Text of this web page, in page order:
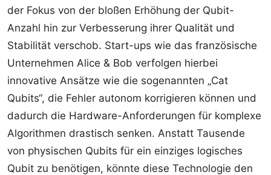
der Fokus von der bloßen Erhöhung der Qubit-
Anzahl hin zur Verbesserung ihrer Qualität und
Stabilität verschob. Start-ups wie das französische
Unternehmen Alice & Bob verfolgen hierbei
innovative Ansätze wie die sogenannten „Cat
Qubits“, die Fehler autonom korrigieren können und
dadurch die Hardware-Anforderungen für komplexe
Algorithmen drastisch senken. Anstatt Tausende
von physischen Qubits für ein einziges logisches
Qubit zu benötigen, könnte diese Technologie den